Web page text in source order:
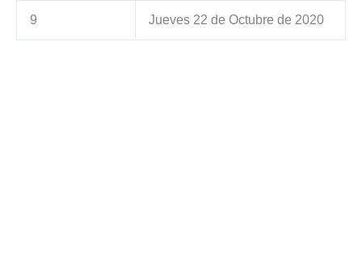
9 Jueves 22 de Octubre de 2020